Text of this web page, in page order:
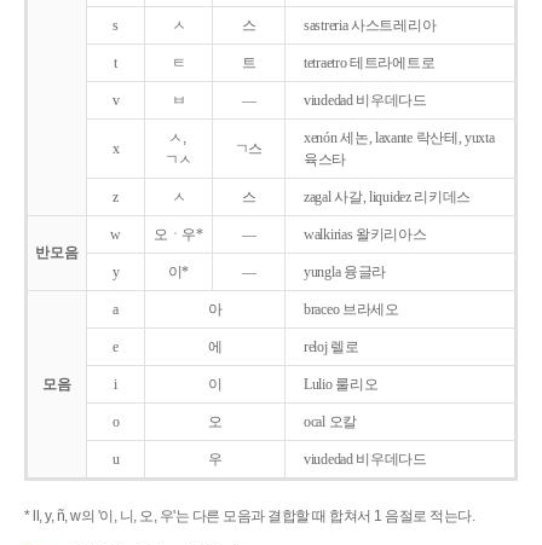
s ㅅ 스 sastreria 사스트레리아
t ㅌ 트 tetraetro 테트라에트로
v ㅂ ― viudedad 비우데다드
x
ㅅ,
ㄱㅅ
ㄱ스
xenón 세논, laxante 락산테, yuxta
육스타
z ㅅ 스 zagal 사갈, liquidez 리키데스
반모음
w 오ㆍ우* ― walkirias 왈키리아스
y 이* ― yungla 융글라
모음
a 아 braceo 브라세오
e 에 reloj 렐로
i 이 Lulio 룰리오
o 오 ocal 오칼
u 우 viudedad 비우데다드
* ll, y, ñ, w의 '이, 니, 오, 우'는 다른 모음과 결합할 때 합쳐서 1 음절로 적는다.